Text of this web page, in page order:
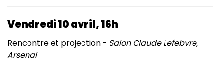
Vendredi 10 avril, 16h
Rencontre et projection - Salon Claude Lefebvre,
Arsenal